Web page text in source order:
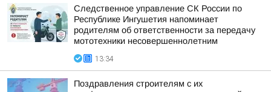
Следственное управление СК России по
Республике Ингушетия напоминает
родителям об ответственности за передачу
мототехники несовершеннолетним
13:34
Поздравления строителям с их